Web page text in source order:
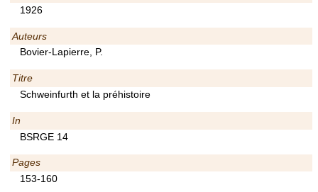
1926
Auteurs
Bovier-Lapierre, P.
Titre
Schweinfurth et la préhistoire
In
BSRGE 14
Pages
153-160